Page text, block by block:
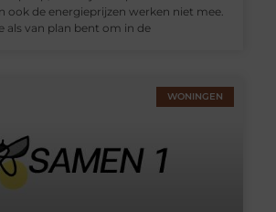
ook de energieprijzen werken niet mee.
als van plan bent om in de
WONINGEN